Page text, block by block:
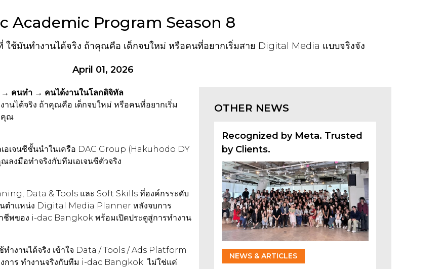
Academic Program Season 8
ใช้มันทำงานได้จริง ถ้าคุณคือ เด็กจบใหม่ หรือคนที่อยากเริ่มสาย Digital Media แบบจริงจัง
April 01, 2026
คนทำ → คนได้งานในโลกดิจิทัล
านได้จริง ถ้าคุณคือ เด็กจบใหม่ หรือคนที่อยากเริ่ม
คุณ
อเจนซีชั้นนำในเครือ DAC Group (Hakuhodo DY
งมือทำจริงกับทีมเอเจนซีตัวจริง
Data & Tools และ Soft Skills ที่องค์กรระดับ
ตำแหน่ง Digital Media Planner หลังจบการ
ชีพของ i-dac Bangkok พร้อมเปิดประตูสู่การทำงาน
งานได้จริง เข้าใจ Data / Tools / Ads Platform
การ ทำงานจริงกับทีม i-dac Bangkok ไม่ใช่แค่
OTHER NEWS
Recognized by Meta. Trusted
by Clients.
NEWS & ARTICLES